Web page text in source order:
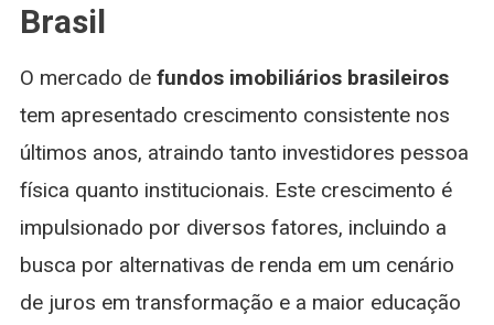
Brasil
O mercado de fundos imobiliários brasileiros
tem apresentado crescimento consistente nos
últimos anos, atraindo tanto investidores pessoa
física quanto institucionais. Este crescimento é
impulsionado por diversos fatores, incluindo a
busca por alternativas de renda em um cenário
de juros em transformação e a maior educação